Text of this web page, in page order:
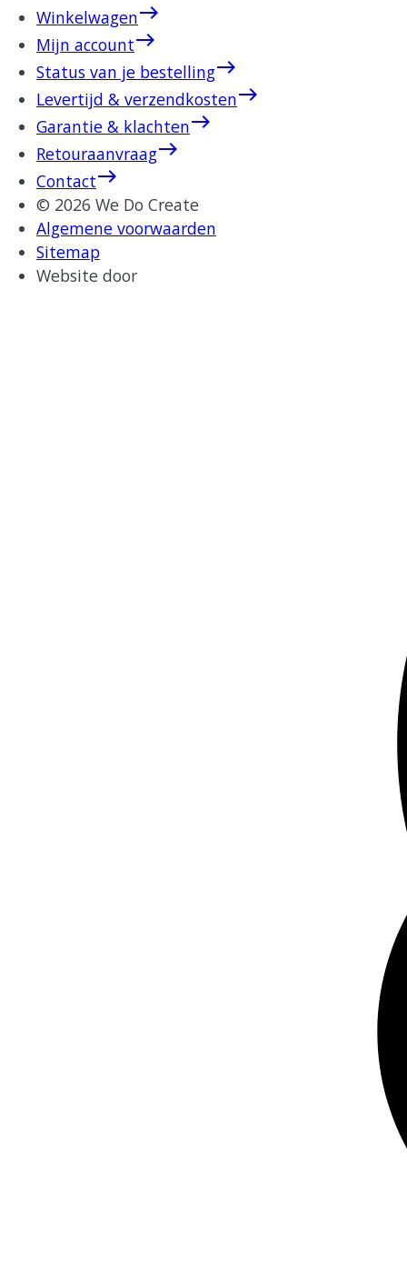
Winkelwageneast
Mijn accounteast
Status van je bestellingeast
Levertijd & verzendkosteneast
Garantie & klachteneast
Retouraanvraageast
Contacteast
© 2026 We Do Create
Algemene voorwaarden
Sitemap
Website door